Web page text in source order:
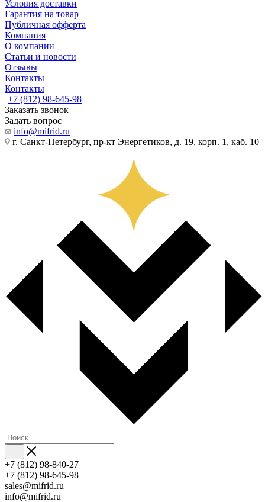
Условия доставки
Гарантия на товар
Публичная офферта
Компания
О компании
Статьи и новости
Отзывы
Контакты
Контакты
+7 (812) 98-645-98
Заказать звонок
Задать вопрос
info@mifrid.ru
г. Санкт-Петербург, пр-кт Энергетиков, д. 19, корп. 1, каб. 10
+7 (812) 98-840-27
+7 (812) 98-645-98
sales@mifrid.ru
info@mifrid.ru